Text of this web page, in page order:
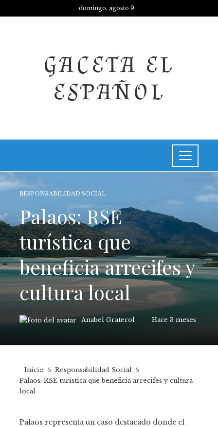
domingo, agosto 9
GACETA EL
ESPAÑOL
RESPONSABILIDAD SOCIAL
Palaos: RSE
turística que
beneficia arrecifes y
cultura local
Anabel Graterol Hace 3 meses
Inicio
Responsabilidad Social
Palaos: RSE turística que beneficia arrecifes y cultura
local
Palaos representa un caso destacado donde el